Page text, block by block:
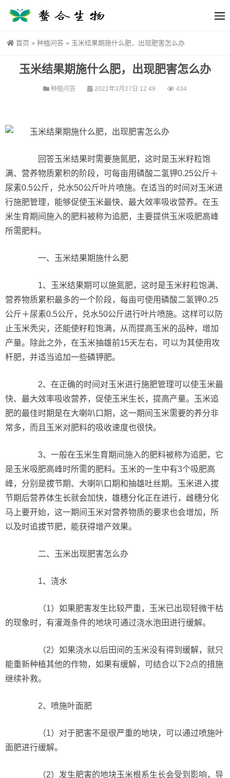
首页 » 种植问答 » 玉米结果期施什么肥，出现肥害怎么办
玉米结果期施什么肥，出现肥害怎么办
种植问答 2022年3月27日 12:49 434
回答玉米结果时需要施氮肥，这时是玉米籽粒饱
满、营养物质累积的阶段，可每亩用磷酸二氢钾0.25公斤＋
尿素0.5公斤，兑水50公斤叶片喷施。在适当的时间对玉米进
行施肥管理，能够促使玉米最快、最大效率吸收营养。在玉
米生育期间施入的肥料被称为追肥，主要提供玉米吸肥高峰
所需肥料。
一、玉米结果期施什么肥
1、玉米结果期可以施氮肥，这时是玉米籽粒饱满、
营养物质累积最多的一个阶段，每亩可使用磷酸二氢钾0.25
公斤＋尿素0.5公斤，兑水50公斤进行叶片喷施。这样可以防
止玉米秃尖，还能使籽粒饱满，从而提高玉米的品种，增加
产量。除此之外，在玉米抽雄前15天左右，可以为其使用攻
杆肥，并适当追加一些磷钾肥。
2、在正确的时间对玉米进行施肥管理可以使玉米最
快、最大效率吸收营养，促使玉米生长，提高产量。玉米追
肥的最佳时期是在大喇叭口期，这一期间玉米需要的养分非
常多，而且玉米对肥料的吸收速度也很快。
3、一般在玉米生育期间施入的肥料被称为追肥，它
是玉米吸肥高峰时所需的肥料。玉米的一生中有3个吸肥高
峰，分别是拔节期、大喇叭口期和抽雄吐丝期。玉米进入拔
节期后营养体生长就会加快，雄穗分化正在进行，雌穗分化
马上要开始，这一期间玉米对营养物质的要求也会增加，所
以及时追拔节肥，能获得增产效果。
二、玉米出现肥害怎么办
1、浇水
（1）如果肥害发生比较严重，玉米已出现轻微干枯
的现象时，有灌溉条件的地块可通过浇水泡田进行缓解。
（2）如果浇水以后田间的玉米没有得到缓解，就只
能重新种植其他的作物，如果有缓解，可结合以下2点的措施
继续补救。
2、喷施叶面肥
（1）对于肥害不是很严重的地块，可以通过喷施叶
面肥进行缓解。
（2）发生肥害的地块玉米根系生长会受到影响，导